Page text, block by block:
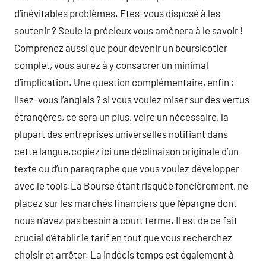
d’inévitables problèmes. Etes-vous disposé à les
soutenir ? Seule la précieux vous amènera à le savoir !
Comprenez aussi que pour devenir un boursicotier
complet, vous aurez à y consacrer un minimal
d’implication. Une question complémentaire, enfin :
lisez-vous l’anglais ? si vous voulez miser sur des vertus
étrangères, ce sera un plus, voire un nécessaire, la
plupart des entreprises universelles notifiant dans
cette langue.copiez ici une déclinaison originale d’un
texte ou d’un paragraphe que vous voulez développer
avec le tools.La Bourse étant risquée foncièrement, ne
placez sur les marchés financiers que l’épargne dont
nous n’avez pas besoin à court terme. Il est de ce fait
crucial d’établir le tarif en tout que vous recherchez
choisir et arrêter. La indécis temps est également à